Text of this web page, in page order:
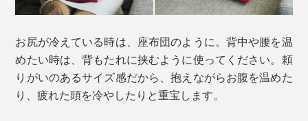
お尻が冷えている時は、座布団のように。背中や腰を温
めたい時は、背もたれに挟むように使ってください。頼
りがいのあるサイズ感だから、抱えながらお腹を温めた
り、疲れた頭を冷やしたりと重宝します。